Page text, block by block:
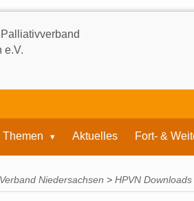
Themen Aktuelles Fort- &
Niedersachsen > HPVN Downloads